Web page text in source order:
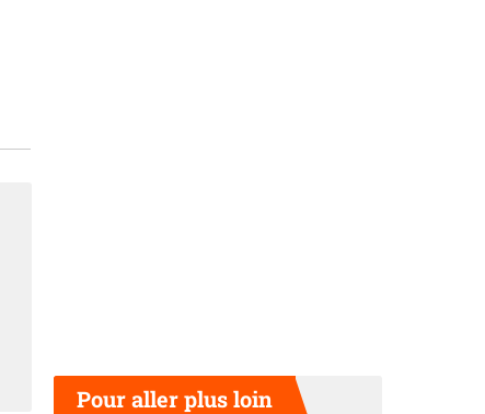
Pour aller plus loin